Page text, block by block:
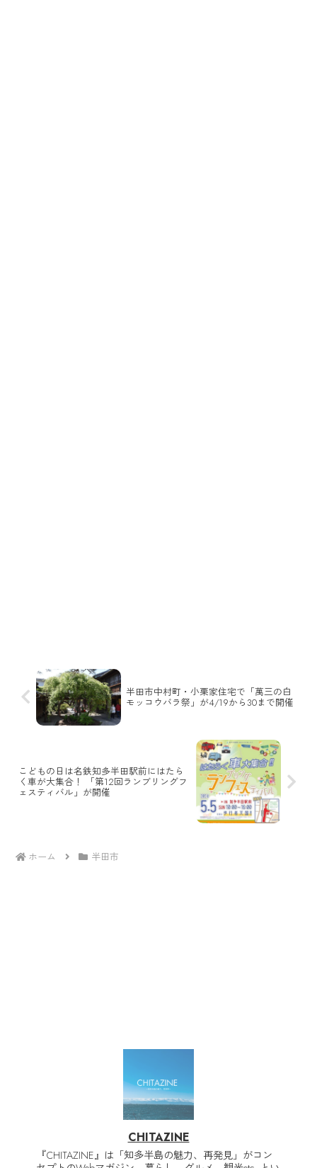
半田市中村町・小栗家住宅で「萬三の白
モッコウバラ祭」が4/19から30まで開催
こどもの日は名鉄知多半田駅前にはたら
く車が大集合！ 「第12回ランブリングフ
ェスティバル」が開催
ホーム 半田市
CHITAZINE
『CHITAZINE』は「知多半島の魅力、再発見」がコン